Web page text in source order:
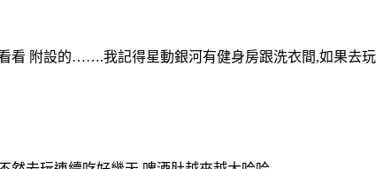
看 附設的…….我記得星動銀河有健身房跟洗衣間,如果去